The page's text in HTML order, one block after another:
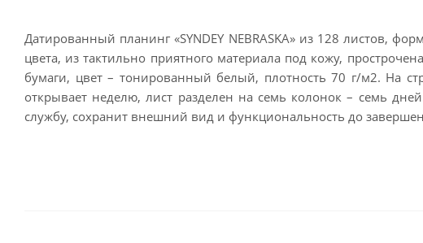
Датированный планинг «SYNDEY NEBRASKA» из 128 листов,
цвета, из тактильно приятного материала под кожу,
бумаги, цвет – тонированный белый, плотность 70 г/м2. На
открывает неделю, лист разделен на семь колонок – семь
службу, сохранит внешний вид и функциональность до